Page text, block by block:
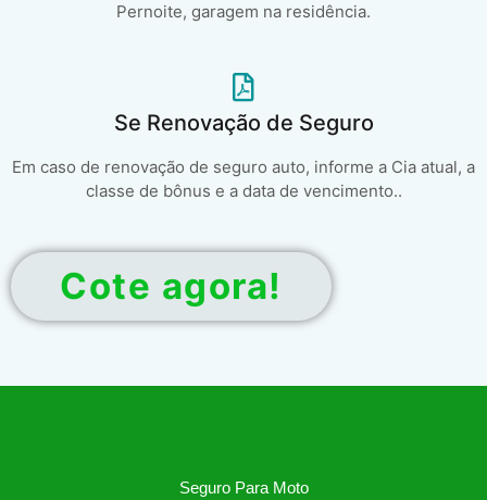
Pernoite, garagem na residência.
Se Renovação de Seguro
Em caso de renovação de seguro auto, informe a Cia atual, a
classe de bônus e a data de vencimento..
Cote agora!
Seguro Para Moto